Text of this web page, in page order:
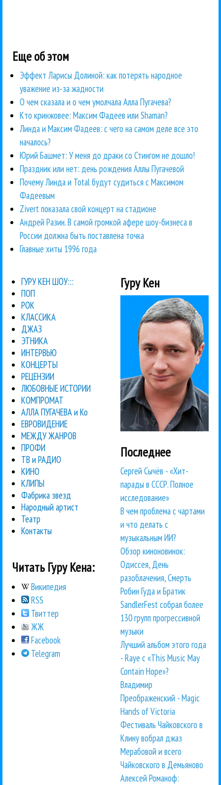
Еще об этом
Эффект Ларисы Долиной: как потерять народное
уважение из-за жадности
О чем сказала и о чем умолчала Алла Пугачева?
Кто кринжовее: Максим Фадеев или Shaman?
Линда и Максим Фадеев: с чего на самом деле все это
началось?
Юрий Башмет: У меня до драки со Стингом не дошло!
Праздник или нет: день рождения Аллы Пугачевой
Почему Линда и Total будут судиться с Максимом
Фадеевым
Zivert показала свой концерт на стадионе
Андрей Разин. В самой громкой афере шоу-бизнеса в
России должна быть поставлена точка
Главные хиты 1996 года
ГУРУ КЕН ШОУ:::
ПОП
РОК
КЛАССИКА
ДЖАЗ
ЭТНИКА
ИНТЕРВЬЮ
КОНЦЕРТЫ
РЕЦЕНЗИИ
ЛЮБОВНЫЕ ИСТОРИИ
КОМПРОМАТ
АЛЛА ПУГАЧЕВА и Ко
ЕВРОВИДЕНИЕ
МЕЖДУ ЖАНРОВ
ПРОФИ
ТВ и РАДИО
КИНО
КЛИПЫ
Фабрика звезд
Народный артист
Театр
Контакты
Читать Гуру Кена:
Википедия
RSS
Твиттер
ЖЖ
Facebook
Telegram
Гуру Кен
Последнее
Сергей Сычёв - «Хит-
парады в СССР. Полное
исследование»
В чем проблема с чартами
и что делать с
музыкальным ИИ?
Обзор киноновинок:
Одиссея, День
разоблачения, Смерть
Робин Гуда и Братик
SandlerFest собрал более
130 групп прогрессивной
музыки
Лучший альбом этого года
- Raye с «This Music May
Contain Hope»?
Владимир
Преображенский - Magic
Hands of Victoria
Фестиваль Чайковского в
Клину вобрал джаз
Мерабовой и всего
Чайковского в Демьяново
Алексей Романоф: